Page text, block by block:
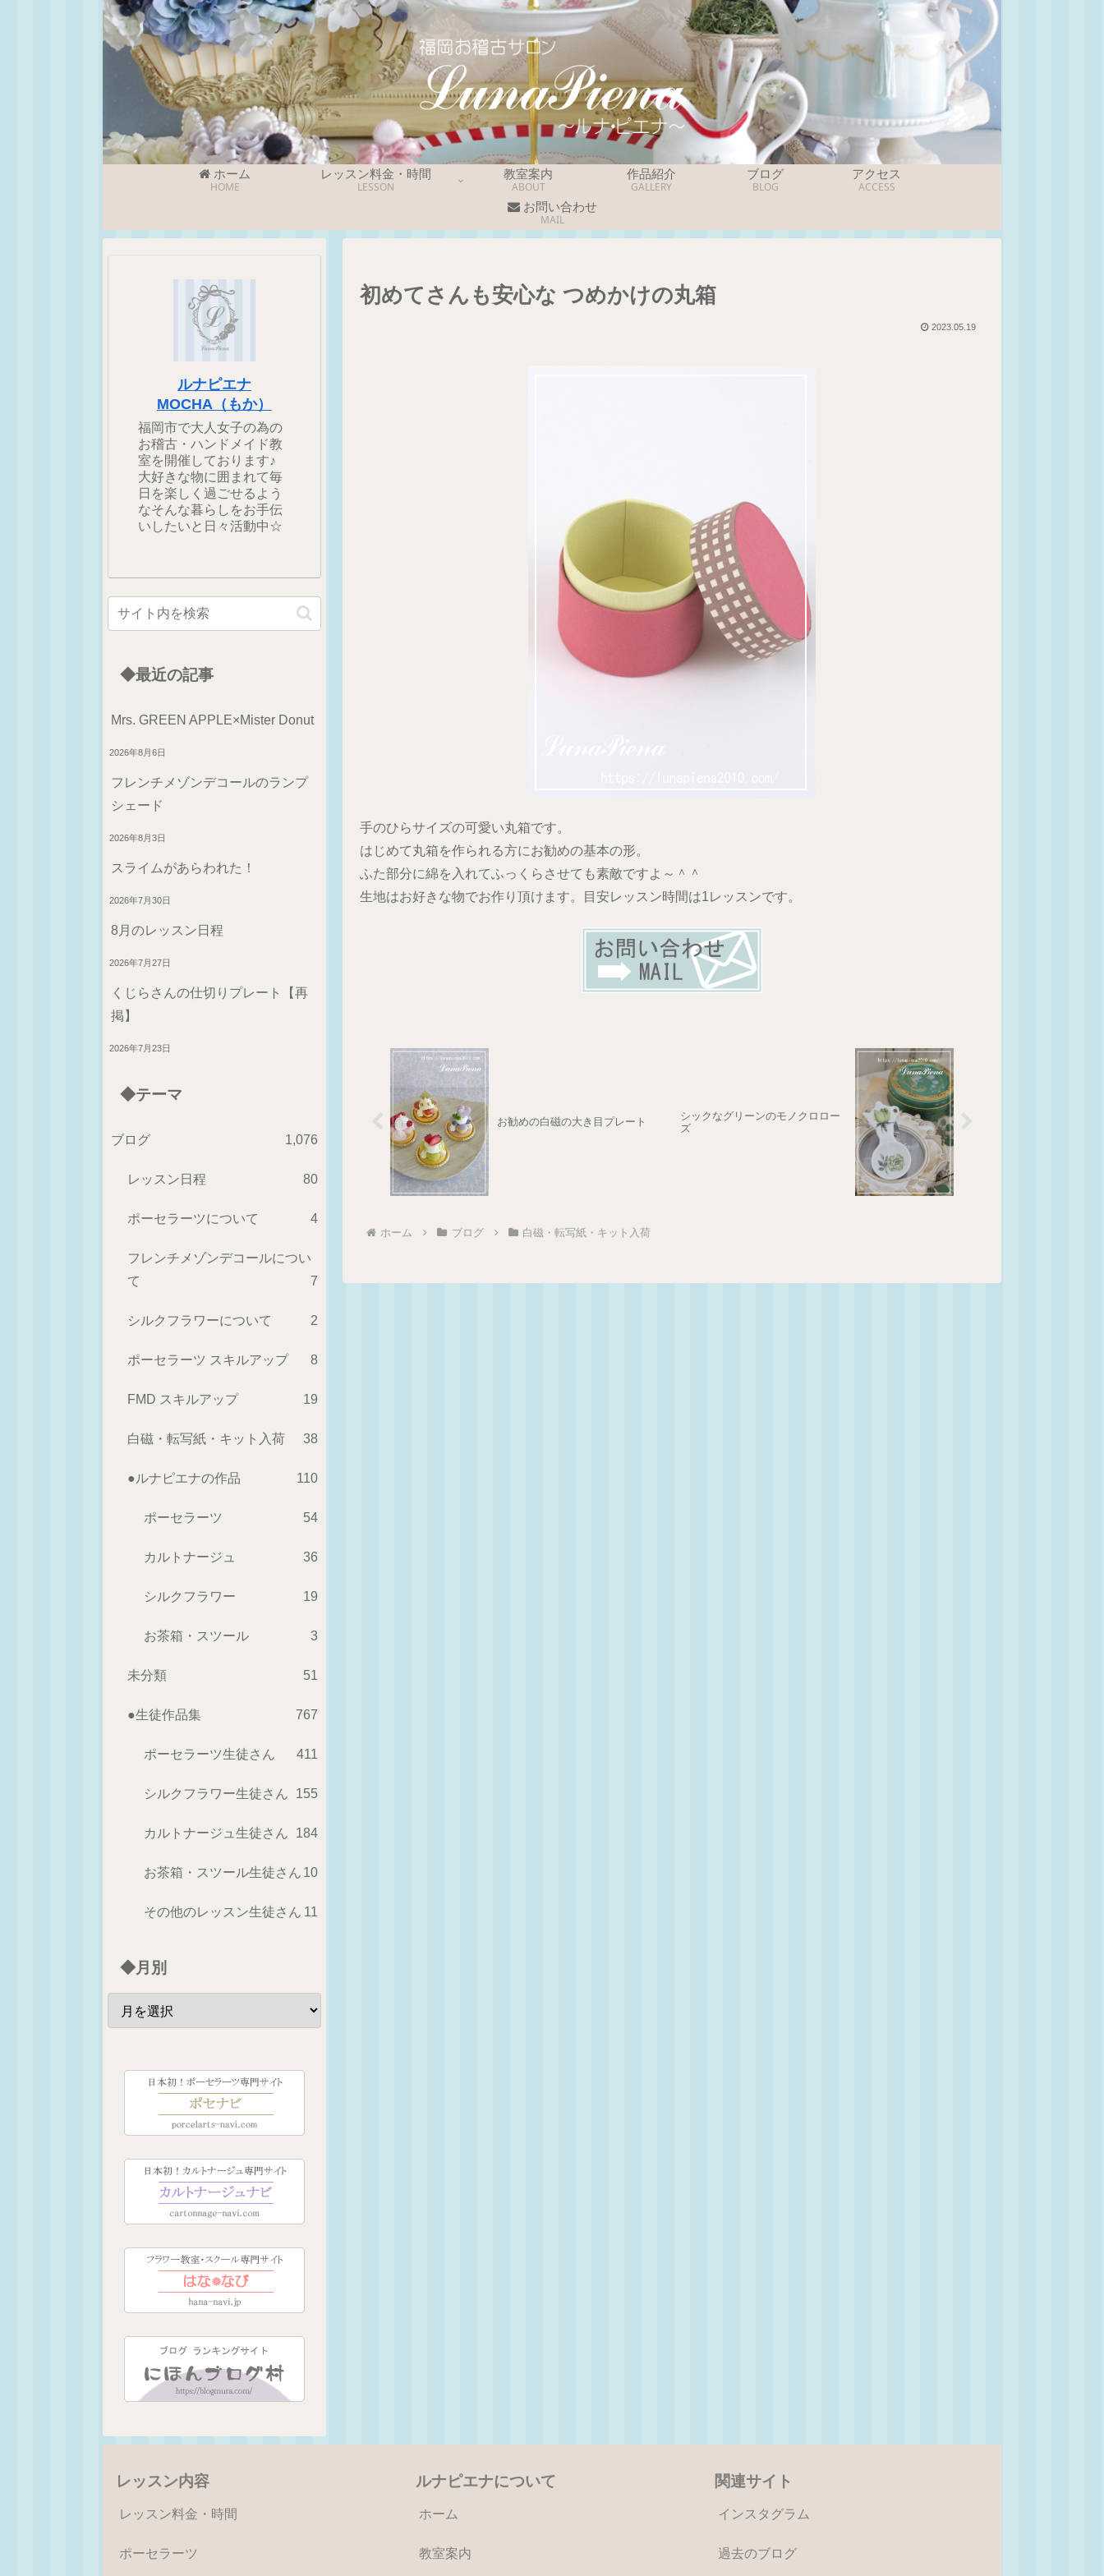
ホーム
HOME
レッスン料金・時間
LESSON
教室案内
ABOUT
作品紹介
GALLERY
ブログ
BLOG
アクセス
ACCESS
お問い合わせ
MAIL
初めてさんも安心な つめかけの丸箱
2023.05.19
手のひらサイズの可愛い丸箱です。
はじめて丸箱を作られる方にお勧めの基本の形。
ふた部分に綿を入れてふっくらさせても素敵ですよ～＾＾
生地はお好きな物でお作り頂けます。目安レッスン時間は1レッスンです。
お勧めの白磁の大き目プレート
シックなグリーンのモノクロロー
ズ
ホーム ブログ 白磁・転写紙・キット入荷
ルナピエナ
MOCHA（もか）
福岡市で大人女子の為の
お稽古・ハンドメイド教
室を開催しております♪
大好きな物に囲まれて毎
日を楽しく過ごせるよう
なそんな暮らしをお手伝
いしたいと日々活動中☆
◆最近の記事
Mrs. GREEN APPLE×Mister Donut
2026年8月6日
フレンチメゾンデコールのランプ
シェード
2026年8月3日
スライムがあらわれた！
2026年7月30日
8月のレッスン日程
2026年7月27日
くじらさんの仕切りプレート【再
掲】
2026年7月23日
◆テーマ
ブログ 1,076
レッスン日程 80
ポーセラーツについて 4
フレンチメゾンデコールについ
て
7
シルクフラワーについて 2
ポーセラーツ スキルアップ 8
FMD スキルアップ 19
白磁・転写紙・キット入荷 38
●ルナピエナの作品 110
ポーセラーツ 54
カルトナージュ 36
シルクフラワー 19
お茶箱・スツール 3
未分類 51
●生徒作品集 767
ポーセラーツ生徒さん 411
シルクフラワー生徒さん 155
カルトナージュ生徒さん 184
お茶箱・スツール生徒さん 10
その他のレッスン生徒さん 11
◆月別
レッスン内容
レッスン料金・時間
ポーセラーツ
ルナピエナについて
ホーム
教室案内
関連サイト
インスタグラム
過去のブログ